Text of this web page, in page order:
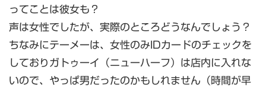
ってことは彼女も？
声は女性でしたが、実際のところどうなんでしょう？
ちなみにテーメーは、女性のみIDカードのチェックを
しておりガトゥーイ（ニューハーフ）は店内に入れな
いので、やっぱ男だったのかもしれません（時間が早